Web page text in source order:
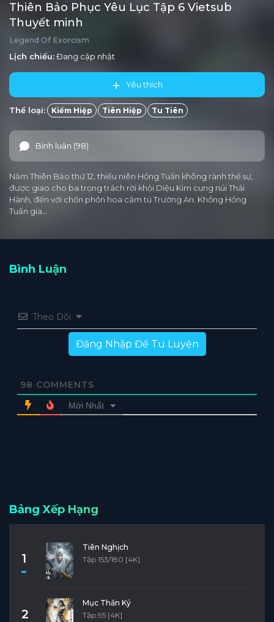
Thiên Bảo Phục Yêu Lục Tập 6 Vietsub
Thuyết minh
Legend Of Exorcism
Lịch chiếu:Đang cập nhật
Yêu thích
Thể loại: Kiếm Hiệp Tiên Hiệp Tu Tiên
Bình luận (98)
Năm Thiên Bảo thứ 12, thiếu niên Hồng Tuấn không rành thế sự,
được giao cho ba trọng trách rời khỏi Diệu Kim cung núi Thái
Hành, đến với chốn phồn hoa cẩm tú Trường An. Khổng Hồng
Tuấn gia…
Bình Luận
Theo Dõi
Đăng Nhập Để Tu Luyện
98 COMMENTS
Mới Nhất
Bảng Xếp Hạng
1
Tiên Nghịch
Tập 153/180 [4K]
2
Mục Thần Ký
Tập 95 [4K]